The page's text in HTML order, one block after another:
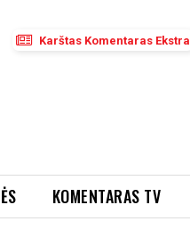
Karštas Komentaras Ekstra
KOMENTARAS TV